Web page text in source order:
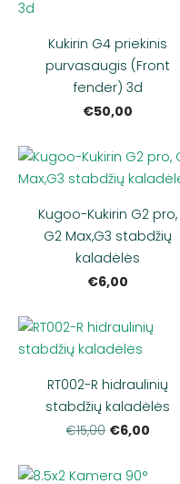
Kukirin G4 priekinis
purvasaugis (Front
fender) 3d
€50,00
Kugoo-Kukirin G2 pro,
G2 Max,G3 stabdžių
kaladėlės
€6,00
RT002-R hidraulinių
stabdžių kaladėlės
€15,00 €6,00